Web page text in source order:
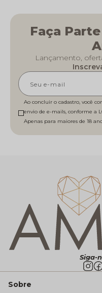
Faça
Lançamento,
Ao concluir o cadastro, você
envio de e-mails, conforme a
Siga-
Sobre